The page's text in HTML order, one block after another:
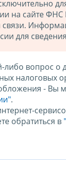
на сайте ФНС
для
либо вопрос о
налоговых
- Вы
.
обратиться в